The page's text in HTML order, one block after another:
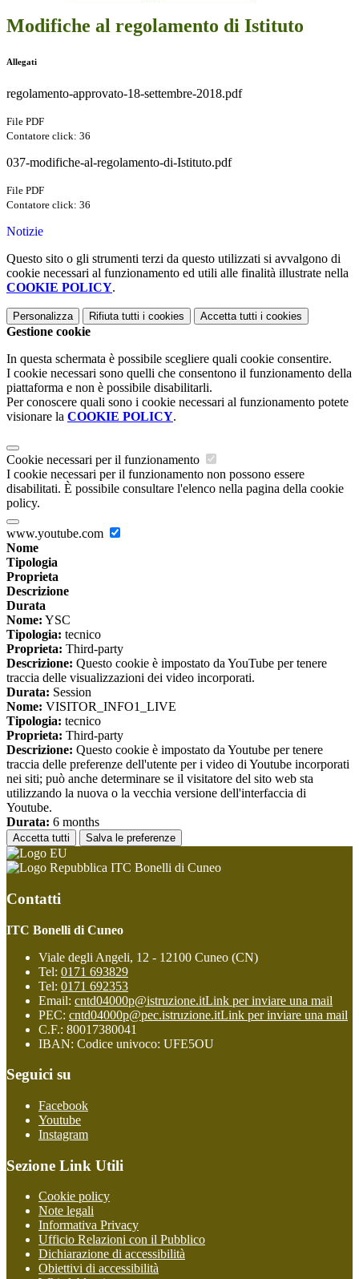
Modifiche al regolamento di Istituto
Allegati
regolamento-approvato-18-settembre-2018.pdf
File PDF
Contatore click: 36
037-modifiche-al-regolamento-di-Istituto.pdf
File PDF
Contatore click: 36
Notizie
Questo sito o gli strumenti terzi da questo utilizzati si avvalgono di
cookie necessari al funzionamento ed utili alle finalità illustrate nella
COOKIE POLICY.
Personalizza Rifiuta tutti i cookies Accetta tutti i cookies
Gestione cookie
In questa schermata è possibile scegliere quali cookie consentire.
I cookie necessari sono quelli che consentono il funzionamento della
piattaforma e non è possibile disabilitarli.
Per conoscere quali sono i cookie necessari al funzionamento potete
visionare la COOKIE POLICY.
Cookie necessari per il funzionamento
I cookie necessari per il funzionamento non possono essere
disabilitati. È possibile consultare l'elenco nella pagina della cookie
policy.
www.youtube.com
Nome
Tipologia
Proprieta
Descrizione
Durata
Nome: YSC
Tipologia: tecnico
Proprieta: Third-party
Descrizione: Questo cookie è impostato da YouTube per tenere
traccia delle visualizzazioni dei video incorporati.
Durata: Session
Nome: VISITOR_INFO1_LIVE
Tipologia: tecnico
Proprieta: Third-party
Descrizione: Questo cookie è impostato da Youtube per tenere
traccia delle preferenze dell'utente per i video di Youtube incorporati
nei siti; può anche determinare se il visitatore del sito web sta
utilizzando la nuova o la vecchia versione dell'interfaccia di
Youtube.
Durata: 6 months
Accetta tutti Salva le preferenze
ITC Bonelli di Cuneo
Contatti
ITC Bonelli di Cuneo
Viale degli Angeli, 12 - 12100 Cuneo (CN)
Tel: 0171 693829
Tel: 0171 692353
Email: cntd04000p@istruzione.itLink per inviare una mail
PEC: cntd04000p@pec.istruzione.itLink per inviare una mail
C.F.: 80017380041
IBAN: Codice univoco: UFE5OU
Seguici su
Facebook
Youtube
Instagram
Sezione Link Utili
Cookie policy
Note legali
Informativa Privacy
Ufficio Relazioni con il Pubblico
Dichiarazione di accessibilità
Obiettivi di accessibilità